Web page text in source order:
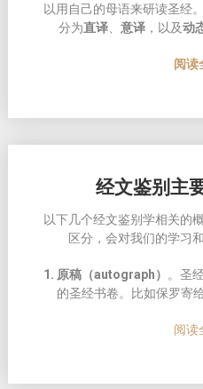
以用自己的母语来研读圣经
分为直译、 意译，以及动
阅读
经文鉴别主
以下几个经文鉴别学相关的
区分，会对我们的学习
1. 原稿（autograph）
。圣
的圣经书卷。比如保罗寄
阅读